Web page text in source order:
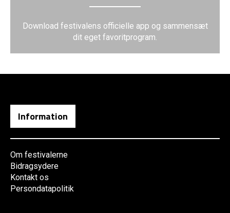
Download festivalens officielle app og sammensæt
dit eget favoritprogram.
Information
Om festivalerne
Bidragsydere
Kontakt os
Persondatapolitik